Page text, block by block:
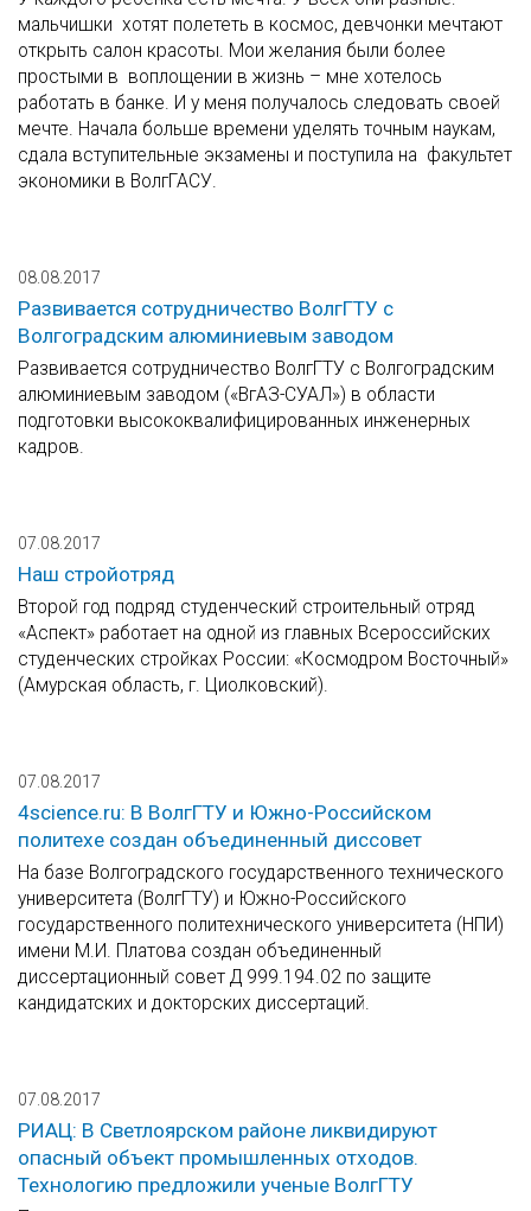
мальчишки хотят полететь в космос, девчонки мечтают
открыть салон красоты. Мои желания были более
простыми в воплощении в жизнь – мне хотелось
работать в банке. И у меня получалось следовать своей
мечте. Начала больше времени уделять точным наукам,
сдала вступительные экзамены и поступила на факультет
экономики в ВолгГАСУ.
08.08.2017
Развивается сотрудничество ВолгГТУ с
Волгоградским алюминиевым заводом
Развивается сотрудничество ВолгГТУ с Волгоградским
алюминиевым заводом («ВгАЗ-СУАЛ») в области
подготовки высококвалифицированных инженерных
кадров.
07.08.2017
Наш стройотряд
Второй год подряд студенческий строительный отряд
«Аспект» работает на одной из главных Всероссийских
студенческих стройках России: «Космодром Восточный»
(Амурская область, г. Циолковский).
07.08.2017
4science.ru: В ВолгГТУ и Южно-Российском
политехе создан объединенный диссовет
На базе Волгоградского государственного технического
университета (ВолгГТУ) и Южно-Российского
государственного политехнического университета (НПИ)
имени М.И. Платова создан объединенный
диссертационный совет Д 999.194.02 по защите
кандидатских и докторских диссертаций.
07.08.2017
РИАЦ: В Светлоярском районе ликвидируют
опасный объект промышленных отходов.
Технологию предложили ученые ВолгГТУ